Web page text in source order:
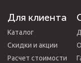
Для клиента
Каталог
Скидки и акции
Расчет стоимости